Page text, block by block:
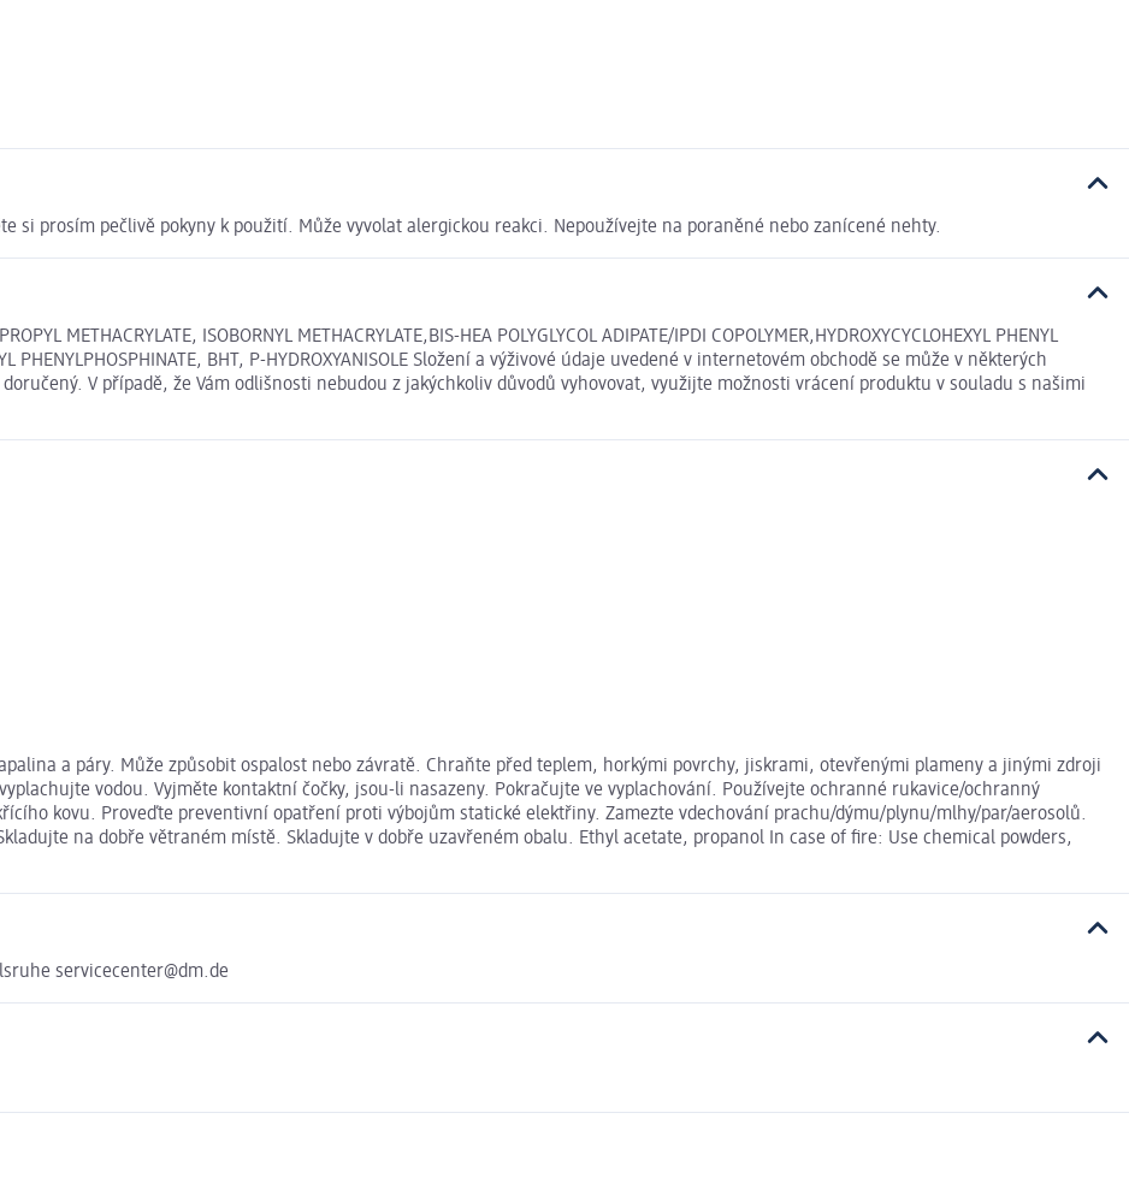
si prosím pečlivě pokyny k použití. Může vyvolat alergickou reakci. Nepoužívejte na poraněné nebo zanícené nehty.
METHACRYLATE, ISOBORNYL METHACRYLATE,BIS-HEA POLYGLYCOL ADIPATE/IPDI COPOLYMER,HYDROXYCYCLOHEXYL PHENYL
PHENYLPHOSPHINATE, BHT, P-HYDROXYANISOLE Složení a výživové údaje uvedené v internetovém obchodě se může v některých
V případě, že Vám odlišnosti nebudou z jakýchkoliv důvodů vyhovovat, využijte možnosti vrácení produktu v souladu s našimi
a páry. Může způsobit ospalost nebo závratě. Chraňte před teplem, horkými povrchy, jiskrami, otevřenými plameny a jinými zdroji
vodou. Vyjměte kontaktní čočky, jsou-li nasazeny. Pokračujte ve vyplachování. Používejte ochranné rukavice/ochranný
kovu. Proveďte preventivní opatření proti výbojům statické elektřiny. Zamezte vdechování prachu/dýmu/plynu/mlhy/par/aerosolů.
na dobře větraném místě. Skladujte v dobře uzavřeném obalu. Ethyl acetate, propanol In case of fire: Use chemical powders,
servicecenter@dm.de